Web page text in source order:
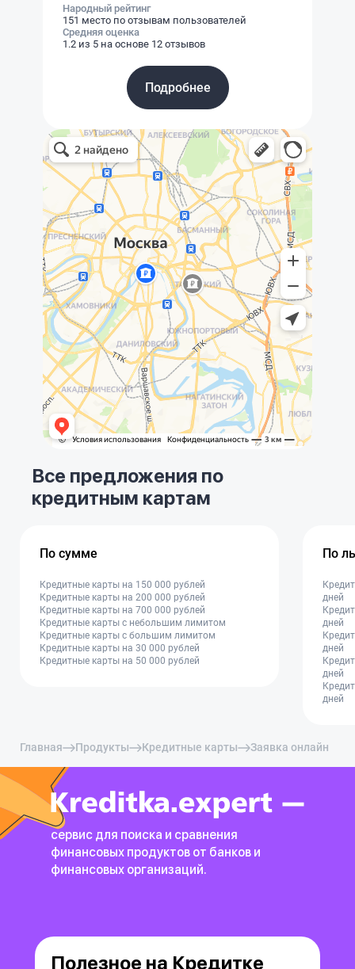
Народный рейтинг
151 место по отзывам пользователей
Средняя оценка
1.2 из 5 на основе 12 отзывов
Подробнее
Все предложения по
кредитным картам
По сумме
Кредитные карты на 150 000 рублей
Кредитные карты на 200 000 рублей
Кредитные карты на 700 000 рублей
Кредитные карты с небольшим лимитом
Кредитные карты с большим лимитом
Кредитные карты на 30 000 рублей
Кредитные карты на 50 000 рублей
По
дней
дней
дней
дней
дней
Главная Продукты Кредитные карты Заявка онлайн
сервис для поиска и сравнения
финансовых продуктов от банков и
финансовых организаций.
Полезное на Кредитке